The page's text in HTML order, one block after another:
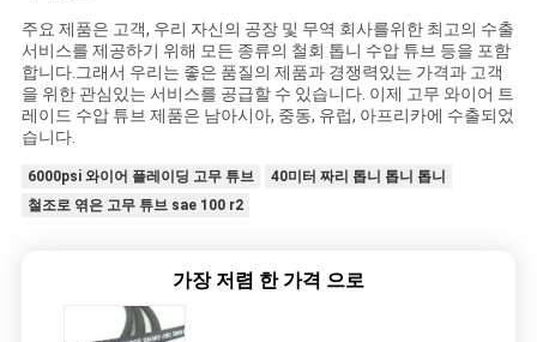
주요 제품은 고객, 우리 자신의 공장 및 무역 회사를위한 최고의 수출
서비스를 제공하기 위해 모든 종류의 철회 톱니 수압 튜브 등을 포함
합니다.그래서 우리는 좋은 품질의 제품과 경쟁력있는 가격과 고객
을 위한 관심있는 서비스를 공급할 수 있습니다. 이제 고무 와이어 트
레이드 수압 튜브 제품은 남아시아, 중동, 유럽, 아프리카에 수출되었
습니다.
6000psi 와이어 플레이딩 고무 튜브
40미터 짜리 톱니 톱니 톱니
철조로 엮은 고무 튜브 sae 100 r2
가장 저렴 한 가격 으로